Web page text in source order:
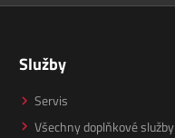
Služby
Servis
Všechny doplňkové služby